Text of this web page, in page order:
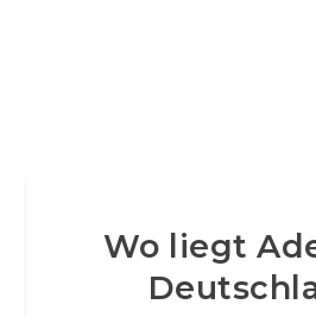
Wo liegt